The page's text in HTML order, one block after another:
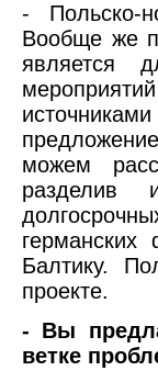
- Польско-
Вообще же
является
можем
разделив
германских
Балтику.
проекте.
- Вы
ветке